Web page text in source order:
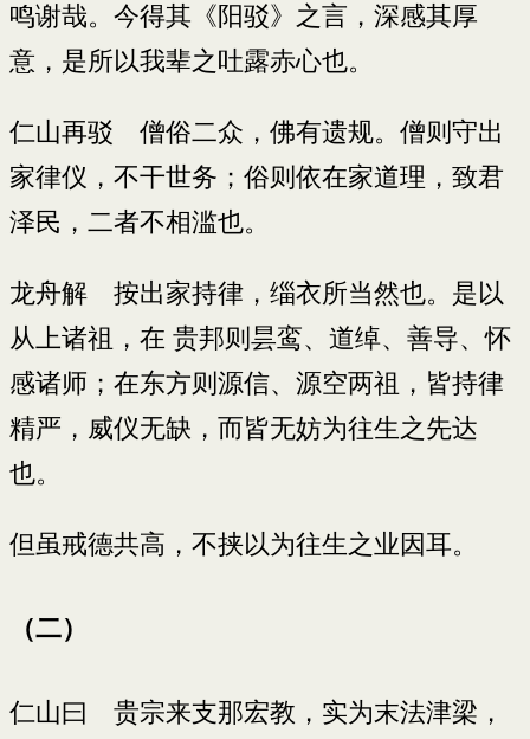
鸣谢哉。今得其《阳驳》之言，深感其厚
意，是所以我辈之吐露赤心也。
仁山再驳 僧俗二众，佛有遗规。僧则守出
家律仪，不干世务；俗则依在家道理，致君
泽民，二者不相滥也。
龙舟解 按出家持律，缁衣所当然也。是以
从上诸祖，在 贵邦则昙鸾、道绰、善导、怀
感诸师；在东方则源信、源空两祖，皆持律
精严，威仪无缺，而皆无妨为往生之先达
也。
但虽戒德共高，不挟以为往生之业因耳。
（二）
仁山曰 贵宗来支那宏教，实为末法津梁，